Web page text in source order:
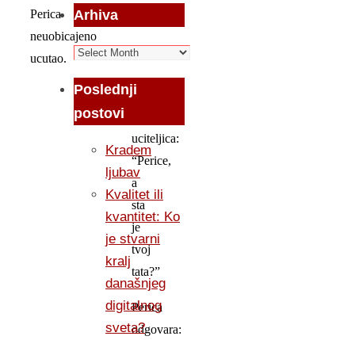
Perica
neuobicajeno
ucutao.
Pita
uciteljica:
“Perice,
a
sta
je
tvoj
tata?”
Perica
odgovara:
Arhiva
Arhiva
Poslednji
postovi
Kradem
ljubav
Kvalitet ili
kvantitet: Ko
je stvarni
kralj
današnjeg
digitalnog
sveta?